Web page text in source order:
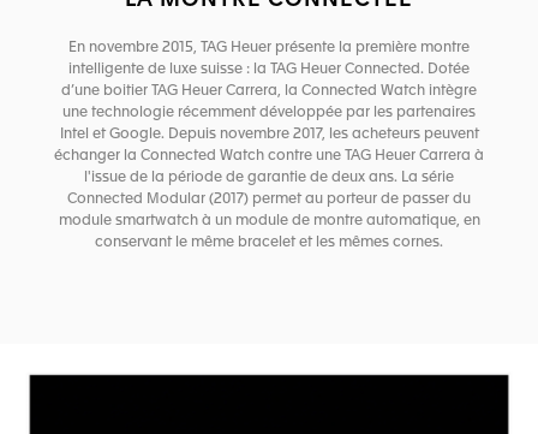
En novembre 2015, TAG Heuer présente la première montre
intelligente de luxe suisse : la TAG Heuer Connected. Dotée
d’une boitier TAG Heuer Carrera, la Connected Watch intègre
une technologie récemment développée par les partenaires
Intel et Google. Depuis novembre 2017, les acheteurs peuvent
échanger la Connected Watch contre une TAG Heuer Carrera à
l'issue de la période de garantie de deux ans. La série
Connected Modular (2017) permet au porteur de passer du
module smartwatch à un module de montre automatique, en
conservant le même bracelet et les mêmes cornes.